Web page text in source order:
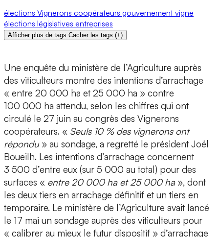
élections Vignerons coopérateurs gouvernement vigne
élections législatives entreprises
Afficher plus de tags Cacher les tags (+)
Une enquête du ministère de l’Agriculture auprès
des viticulteurs montre des intentions d’arrachage
« entre 20 000 ha et 25 000 ha » contre
100 000 ha attendu, selon les chiffres qui ont
circulé le 27 juin au congrès des Vignerons
coopérateurs. « Seuls 10 % des vignerons ont
répondu» au sondage, a regretté le président Joël
Boueilh. Les intentions d’arrachage concernent
3 500 d’entre eux (sur 5 000 au total) pour des
surfaces « entre 20 000 ha et 25 000 ha », dont
les deux tiers en arrachage définitif et un tiers en
temporaire. Le ministère de l’Agriculture avait lancé
le 17 mai un sondage auprès des viticulteurs pour
« calibrer au mieux le futur dispositif » d’arrachage